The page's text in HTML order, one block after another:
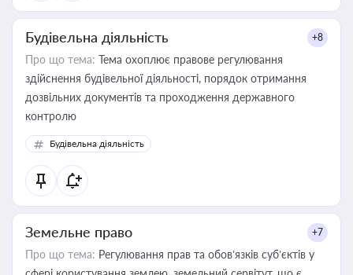
Будівельна діяльність +8
Про що тема: Тема охоплює правове регулювання
здійснення будівельної діяльності, порядок отримання
дозвільних документів та проходження державного
контролю
Будівельна діяльність
Земельне право +7
Про що тема: Регулювання прав та обов’язків суб’єктів у